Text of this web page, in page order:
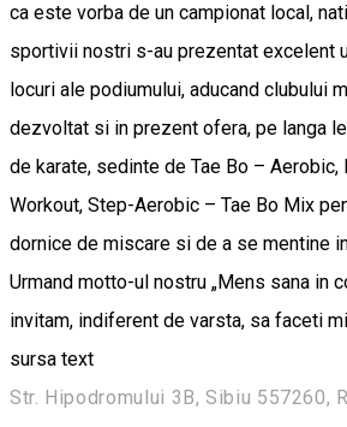
ca este vorba de un campionat local,
sportivii nostri s-au prezentat excelent
locuri ale podiumului, aducand clubului
dezvoltat si in prezent ofera, pe langa
de karate, sedinte de Tae Bo – Aerobic,
Workout, Step-Aerobic – Tae Bo Mix
dornice de miscare si de a se mentine
Urmand motto-ul nostru „Mens sana in
invitam, indiferent de varsta, sa faceti
sursa text
Str. Hipodromului 3B, Sibiu 557260,